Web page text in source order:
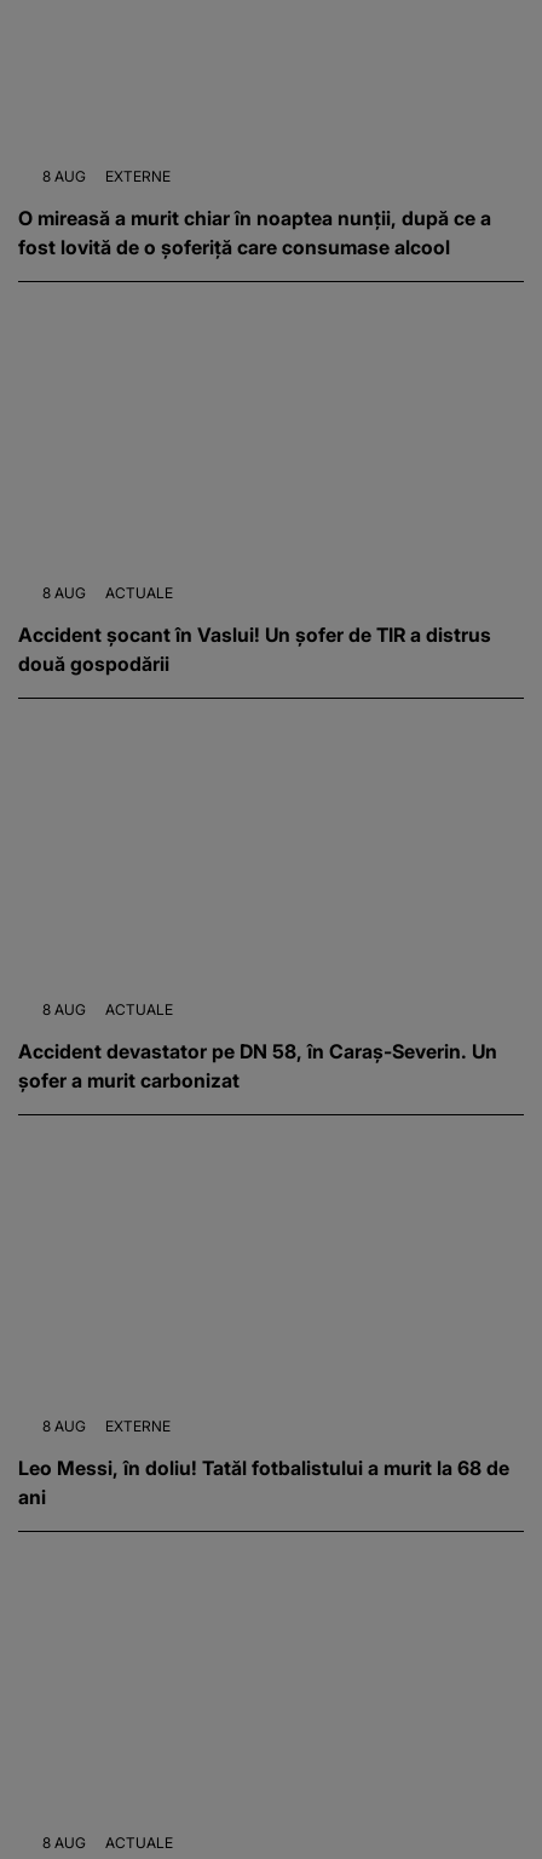
8 AUG EXTERNE
O mireasă a murit chiar în noaptea nunții, după ce a
fost lovită de o șoferiță care consumase alcool
8 AUG ACTUALE
Accident șocant în Vaslui! Un șofer de TIR a distrus
două gospodării
8 AUG ACTUALE
Accident devastator pe DN 58, în Caraș-Severin. Un
șofer a murit carbonizat
8 AUG EXTERNE
Leo Messi, în doliu! Tatăl fotbalistului a murit la 68 de
ani
8 AUG ACTUALE